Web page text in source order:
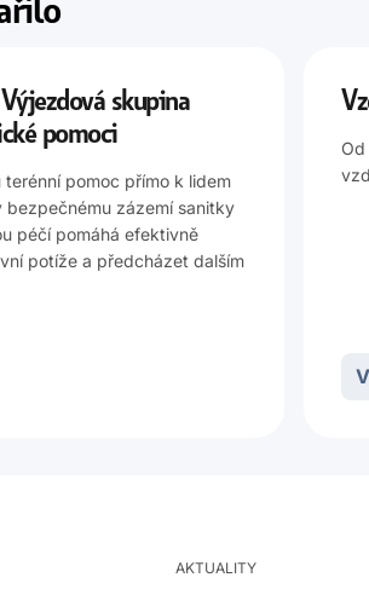
skupina
pomoci
pomoc přímo k lidem
zázemí sanitky
péčí pomáhá efektivně
potíže a předcházet dalším
AKTUALITY